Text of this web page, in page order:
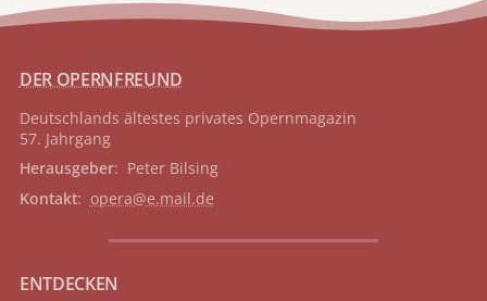
DER OPERNFREUND
Deutschlands ältestes privates Opernmagazin
57. Jahrgang
Herausgeber: Peter Bilsing
Kontakt: opera@e.mail.de
ENTDECKEN